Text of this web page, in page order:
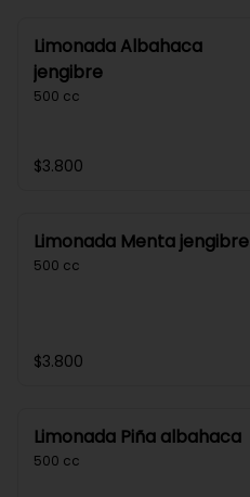
Limonada Albahaca
jengibre
500 cc
$3.800
Limonada Menta jengibre
500 cc
$3.800
Limonada Piña albahaca
500 cc